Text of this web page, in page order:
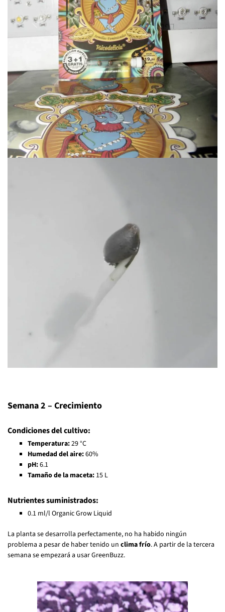
Semana 2 – Crecimiento
Condiciones del cultivo:
Temperatura:29 °C
Humedad del aire:60%
pH:6.1
Tamaño de la maceta: 15 L
Nutrientes suministrados:
0.1 ml/l Organic Grow Liquid
La planta se desarrolla perfectamente, no ha habido ningún
problema a pesar de haber tenido un clima frío. A partir de la tercera
semana se empezará a usar GreenBuzz.